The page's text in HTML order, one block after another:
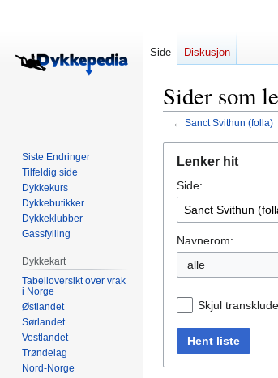
Sider som
← Sanct Svithun (folla)
navigering
søk
Lenker hit
Side:
Navnerom:
alle
Skjul
Hent liste
Side Diskusjon
Siste Endringer
Tilfeldig side
Dykkekurs
Dykkebutikker
Dykkeklubber
Gassfylling
Dykkekart
Tabelloversikt over vrak
i Norge
Østlandet
Sørlandet
Vestlandet
Trøndelag
Nord-Norge